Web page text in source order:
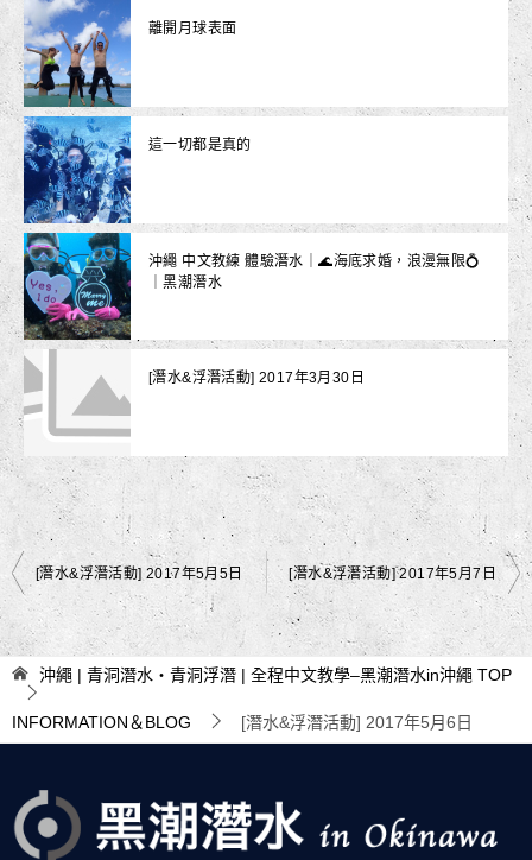
離開月球表面
這一切都是真的
沖繩 中文教練 體驗潛水｜🌊海底求婚，浪漫無限💍
｜黑潮潛水
[潛水&浮潛活動] 2017年3月30日
文
章
導
覽
[潛水&浮潛活動] 2017年5月5日 [潛水&浮潛活動] 2017年5月7日
沖繩 | 青洞潛水・青洞浮潛 | 全程中文教學–黑潮潛水in沖繩 TOP
INFORMATION＆BLOG [潛水&浮潛活動] 2017年5月6日